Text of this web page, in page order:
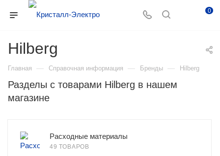
0
Hilberg
Главная — Справочная информация — Бренды — Hilberg
Разделы с товарами Hilberg в нашем
магазине
Расходные материалы
49 ТОВАРОВ